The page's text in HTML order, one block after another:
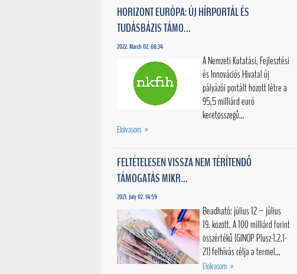
HORIZONT EURÓPA: ÚJ HÍRPORTÁL ÉS
TUDÁSBÁZIS TÁMO...
2022. March 02. 08:34
A Nemzeti Kutatási, Fejlesztési
és Innovációs Hivatal új
pályázói portált hozott létre a
95,5 milliárd euró
keretösszegű...
Elolvasom »
FELTÉTELESEN VISSZA NEM TÉRÍTENDŐ
TÁMOGATÁS MIKR...
2021. July 02. 14:59
Beadható: július 12 – július
19. között. A 100 milliárd forint
összértékű (GINOP Plusz-1.2.1-
21) felhívás célja a termel...
Elolvasom »